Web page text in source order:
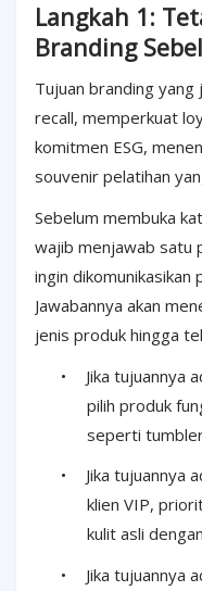
Langkah 1:
Branding
Tujuan branding yang
recall, memperkuat
komitmen ESG,
souvenir pelatihan
Sebelum membuka
wajib menjawab satu
ingin dikomunikasikan
Jawabannya akan
jenis produk hingga
•
Jika tujuannya
pilih produk
seperti
•
Jika tujuannya
klien VIP,
kulit asli
•
Jika tujuannya